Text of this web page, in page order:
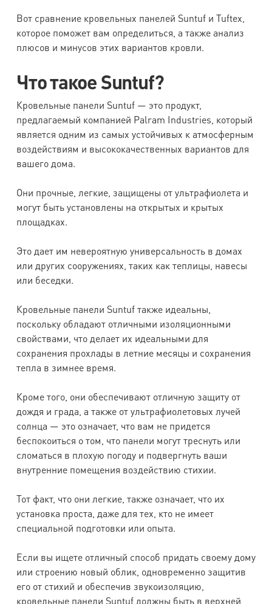
Вот сравнение кровельных панелей Suntuf и Tuftex,
которое поможет вам определиться, а также анализ
плюсов и минусов этих вариантов кровли.
Что такое Suntuf?
Кровельные панели Suntuf — это продукт,
предлагаемый компанией Palram Industries, который
является одним из самых устойчивых к атмосферным
воздействиям и высококачественных вариантов для
вашего дома.
Они прочные, легкие, защищены от ультрафиолета и
могут быть установлены на открытых и крытых
площадках.
Это дает им невероятную универсальность в домах
или других сооружениях, таких как теплицы, навесы
или беседки.
Кровельные панели Suntuf также идеальны,
поскольку обладают отличными изоляционными
свойствами, что делает их идеальными для
сохранения прохлады в летние месяцы и сохранения
тепла в зимнее время.
Кроме того, они обеспечивают отличную защиту от
дождя и града, а также от ультрафиолетовых лучей
солнца — это означает, что вам не придется
беспокоиться о том, что панели могут треснуть или
сломаться в плохую погоду и подвергнуть ваши
внутренние помещения воздействию стихии.
Тот факт, что они легкие, также означает, что их
установка проста, даже для тех, кто не имеет
специальной подготовки или опыта.
Если вы ищете отличный способ придать своему дому
или строению новый облик, одновременно защитив
его от стихий и обеспечив звукоизоляцию,
кровельные панели Suntuf должны быть в верхней